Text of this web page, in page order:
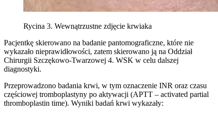
Rycina 3. Wewnątrzustne zdjęcie krwiaka
Pacjentkę skierowano na badanie pantomograficzne, które nie
wykazało nieprawidłowości, zatem skierowano ją na Oddział
Chirurgii Szczękowo-Twarzowej 4. WSK w celu dalszej
diagnostyki.
Przeprowadzono badania krwi, w tym oznaczenie INR oraz czasu
częściowej tromboplastyny po aktywacji (APTT – activated partial
thromboplastin time). Wyniki badań krwi wykazały: